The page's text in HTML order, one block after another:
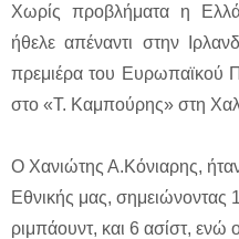
Χωρίς προβλήματα η
ήθελε απέναντι στην
πρεμιέρα του
στο «Τ. Καμπούρης» στη
Ο Χανιώτης Α.Kόνιαρης,
Εθνικής μας, σημειώνοντας
ριμπάουντ, και 6 ασίστ, ενώ